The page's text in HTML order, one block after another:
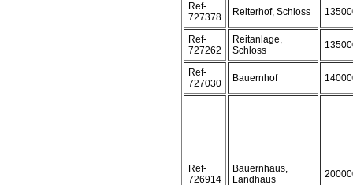
Ref-
727378
Reiterhof, Schloss
Ref-
727262
Reitanlage,
Schloss
Ref-
727030
Bauernhof
Ref-
726914
Bauernhaus,
Landhaus